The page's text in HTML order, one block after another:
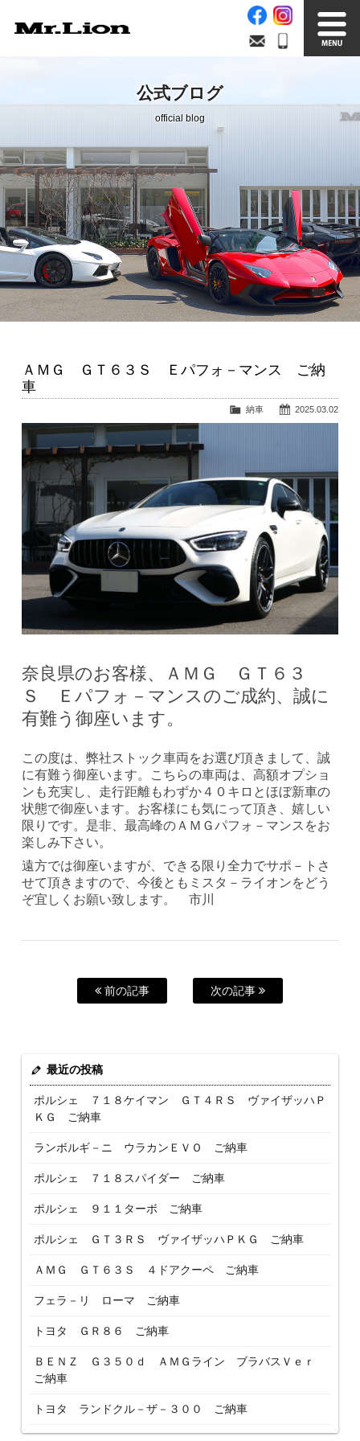
在庫車情報 買取無料査定
Factory
自社工場 サービス案内
Official Blog
公式ブログ
Company info.
会社案内
公式ブログ
official blog
ＡＭＧ ＧＴ６３Ｓ Ｅパフォ－マンス ご納
車
2025.03.02
納車
奈良県のお客様、ＡＭＧ ＧＴ６３
Ｓ Ｅパフォ－マンスのご成約、誠に
有難う御座います。
この度は、弊社ストック車両をお選び頂きまして、誠
に有難う御座います。こちらの車両は、高額オプショ
ンも充実し、走行距離もわずか４０キロとほぼ新車の
状態で御座います。お客様にも気にって頂き、嬉しい
限りです。是非、最高峰のＡＭＧパフォ－マンスをお
楽しみ下さい。
遠方では御座いますが、できる限り全力でサポ－トさ
せて頂きますので、今後ともミスタ－ライオンをどう
ぞ宜しくお願い致します。 市川
前の記事 次の記事
最近の投稿
ポルシェ ７１８ケイマン ＧＴ４ＲＳ ヴァイザッハＰ
ＫＧ ご納車
ランボルギ－ニ ウラカンＥＶＯ ご納車
ポルシェ ７１８スパイダー ご納車
ポルシェ ９１１ターボ ご納車
ポルシェ ＧＴ３ＲＳ ヴァイザッハＰＫＧ ご納車
ＡＭＧ ＧＴ６３Ｓ ４ドアクーペ ご納車
フェラ－リ ローマ ご納車
トヨタ ＧＲ８６ ご納車
ＢＥＮＺ Ｇ３５０ｄ ＡＭＧライン ブラバスＶｅｒ
ご納車
トヨタ ランドクル－ザ－３００ ご納車